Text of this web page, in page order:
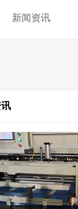
新闻资讯